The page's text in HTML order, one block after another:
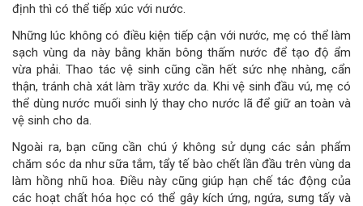
định thì có thể tiếp xúc với nước.
Những lúc không có điều kiện tiếp cận với nước, mẹ có thể làm
sạch vùng da này bằng khăn bông thấm nước để tạo độ ẩm
vừa phải. Thao tác vệ sinh cũng cần hết sức nhẹ nhàng, cẩn
thận, tránh chà xát làm trầy xước da. Khi vệ sinh đầu vú, mẹ có
thể dùng nước muối sinh lý thay cho nước lã để giữ an toàn và
vệ sinh cho da.
Ngoài ra, bạn cũng cần chú ý không sử dụng các sản phẩm
chăm sóc da như sữa tắm, tẩy tế bào chết lần đầu trên vùng da
làm hồng nhũ hoa. Điều này cũng giúp hạn chế tác động của
các hoạt chất hóa học có thể gây kích ứng, ngứa, sưng tấy và